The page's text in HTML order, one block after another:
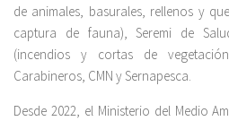
de animales, basurales, rellenos y
captura de fauna), Seremi de
(incendios y cortas de
Carabineros, CMN y Sernapesca.
Desde 2022, el Ministerio del Medio